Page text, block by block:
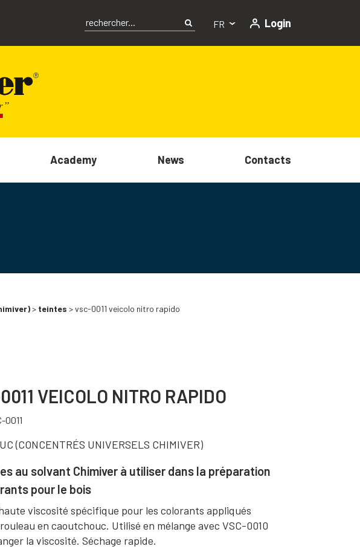
FR Login
Academy News Contacts
> teintes > vsc-0011 veicolo nitro rapido
VEICOLO NITRO RAPIDO
0011
(CONCENTRÉS UNIVERSELS CHIMIVER)
au solvant Chimiver à utiliser dans la préparation
pour le bois
viscosité spécifique pour les colorants appliqués
en caoutchouc. Utilisé en mélange avec VSC-0010
la viscosité. Séchage rapide.